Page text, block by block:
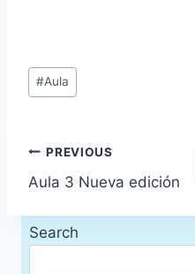
Post
Tags:
#Aula
Post
navigation
PREVIOUS
Aula 3 Nueva edición
Search